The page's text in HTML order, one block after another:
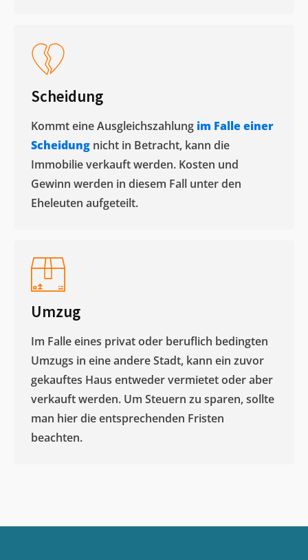
Scheidung
Kommt eine Ausgleichszahlung im Falle einer
Scheidung nicht in Betracht, kann die
Immobilie verkauft werden. Kosten und
Gewinn werden in diesem Fall unter den
Eheleuten aufgeteilt.​
Umzug
Im Falle eines privat oder beruflich bedingten
Umzugs in eine andere Stadt, kann ein zuvor
gekauftes Haus entweder vermietet oder aber
verkauft werden. Um Steuern zu sparen, sollte
man hier die entsprechenden Fristen
beachten.